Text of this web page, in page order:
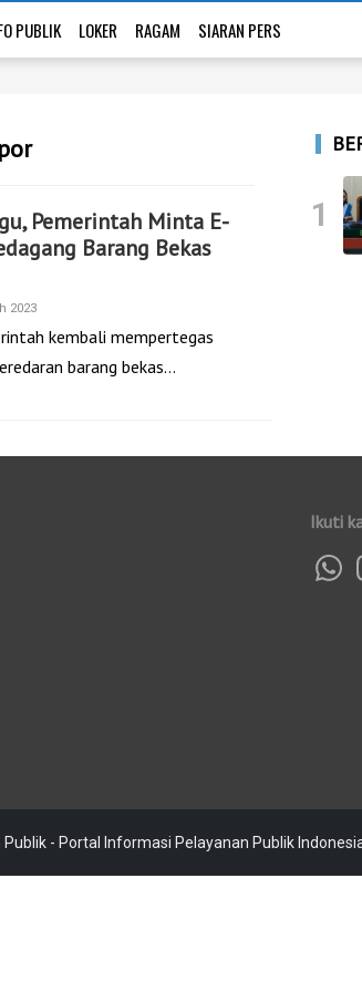
PUBLIK LOKER RAGAM SIARAN PERS
Pemerintah Minta E-
Barang Bekas
2023
kembali mempertegas
barang bekas…
1
Ikuti
- Portal Informasi Pelayanan Publik